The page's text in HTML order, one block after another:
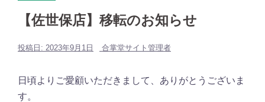
【佐世保店】移転のお知らせ
投稿日: 2023年9月1日 合掌堂サイト管理者
日頃よりご愛顧いただきまして、ありがとうございま
す。